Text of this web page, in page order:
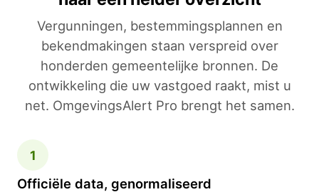
Vergunningen, bestemmingsplannen en
bekendmakingen staan verspreid over
honderden gemeentelijke bronnen. De
ontwikkeling die uw vastgoed raakt, mist u
net. OmgevingsAlert Pro brengt het samen.
1
Officiële data, genormaliseerd